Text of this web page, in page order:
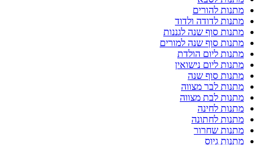
מתנות להורים
מתנות לדודה ולדוד
מתנות סוף שנה לגננות
מתנות סוף שנה למורים
מתנות ליום הולדת
מתנות ליום נישואין
מתנות סוף שנה
מתנות לבר מצווה
מתנות לבת מצווה
מתנות לחינה
מתנות לחתונה
מתנות שחרור
מתנות גיוס